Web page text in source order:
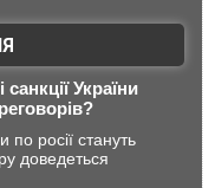
України
по росії стануть
доведеться